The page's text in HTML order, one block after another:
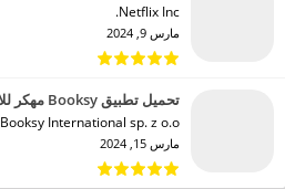
Netflix Inc.‏
مارس 9, 2024
تحميل تطبيق Booksy مهكر للاندرويد 2024
Booksy International sp. z o.o.‏
مارس 15, 2024